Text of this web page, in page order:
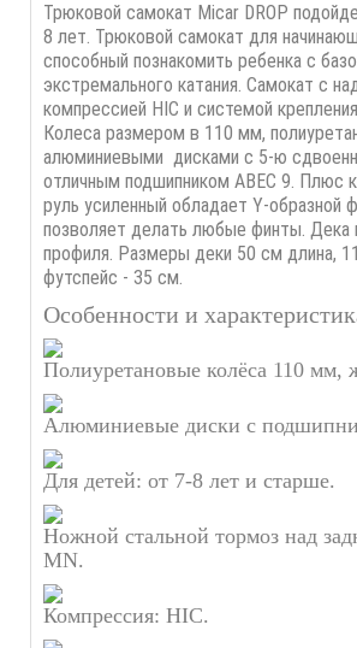
Трюковой самокат Micar DROP
8 лет. Трюковой самокат для
способный познакомить ребенка с
экстремального катания. Самокат с
компрессией HIC и системой
Колеса размером в 110 мм,
алюминиевыми дисками с 5-ю
отличным подшипником ABEC 9. Плюс
руль усиленный обладает Y-образной
позволяет делать любые финты. Дека
профиля. Размеры деки 50 см длина,
футспейс - 35 см.
Особенности и
Полиуретановые колёса 110 мм,
Алюминиевые диски с
Для детей: от 7-8 лет и старше.
Ножной стальной тормоз над
MN.
Компрессия: HIC.